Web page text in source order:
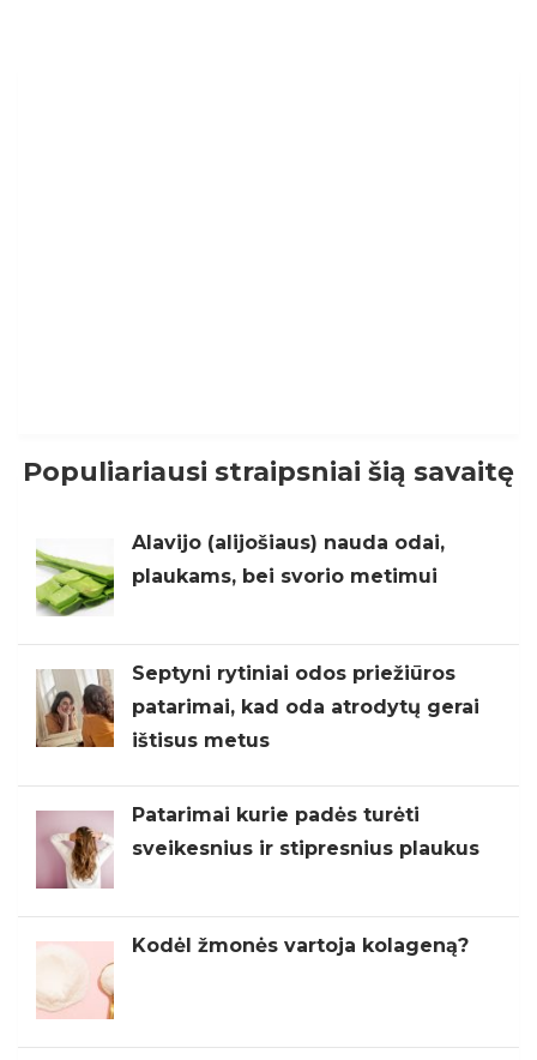
Populiariausi straipsniai šią savaitę
Alavijo (alijošiaus) nauda odai,
plaukams, bei svorio metimui
Septyni rytiniai odos priežiūros
patarimai, kad oda atrodytų gerai
ištisus metus
Patarimai kurie padės turėti
sveikesnius ir stipresnius plaukus
Kodėl žmonės vartoja kolageną?